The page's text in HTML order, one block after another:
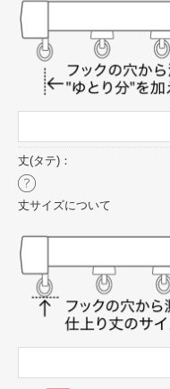
丈(タテ)：
丈サイズについて